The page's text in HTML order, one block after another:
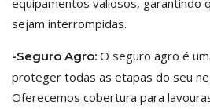
equipamentos valiosos, garantindo
sejam interrompidas.
-Seguro Agro: O seguro agro é
proteger todas as etapas do seu
Oferecemos cobertura para